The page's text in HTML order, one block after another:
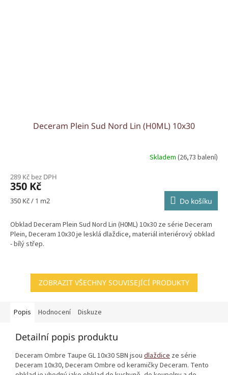
Deceram Plein Sud Nord Lin (H0ML) 10x30
Skladem (26,73 balení)
289 Kč bez DPH
350 Kč
Měrná
350 Kč / 1 m2 Do košíku
Obklad Deceram Plein Sud Nord Lin (H0ML) 10x30 ze série Deceram
Plein, Deceram 10x30 je lesklá dlaždice, materiál interiérový obklad
- bílý střep.
ZOBRAZIT VŠECHNY SOUVISEJÍCÍ PRODUKTY
Popis Hodnocení Diskuze
Detailní popis produktu
Deceram Ombre Taupe GL 10x30 SBN jsou dlaždice ze série
Deceram 10x30, Deceram Ombre od keramičky Deceram. Tento